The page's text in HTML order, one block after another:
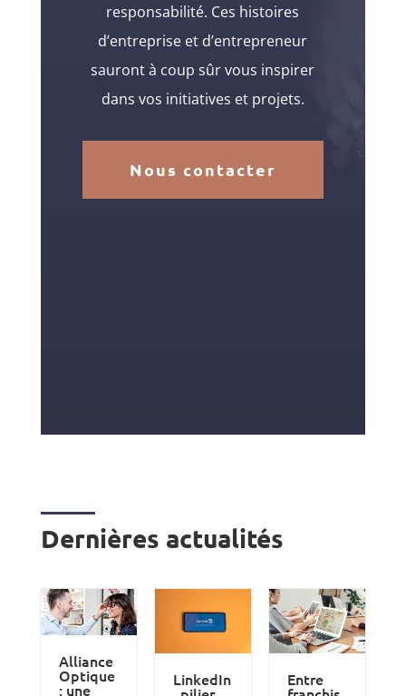
responsabilité. Ces histoires
d’entreprise et d’entrepreneur
sauront à coup sûr vous inspirer
dans vos initiatives et projets.
Nous contacter
Dernières actualités
Alliance
Optique
: une
LinkedIn Entre